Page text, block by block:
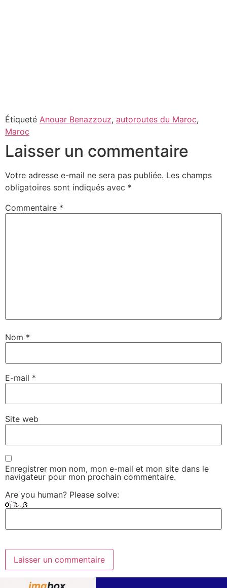
Étiqueté Anouar Benazzouz, autoroutes du Maroc,
Maroc
Laisser un commentaire
Votre adresse e-mail ne sera pas publiée. Les champs
obligatoires sont indiqués avec *
Commentaire *
Nom *
E-mail *
Site web
Enregistrer mon nom, mon e-mail et mon site dans le
navigateur pour mon prochain commentaire.
Are you human? Please solve: